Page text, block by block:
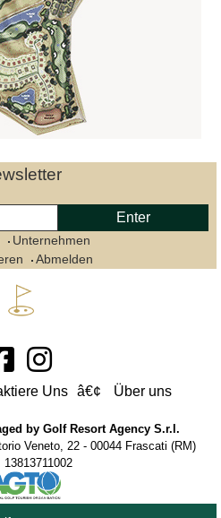
Unternehmen
Abmelden
Uns Über uns
by Golf Resort Agency S.r.l.
Veneto, 22 - 00044 Frascati (RM)
13813711002